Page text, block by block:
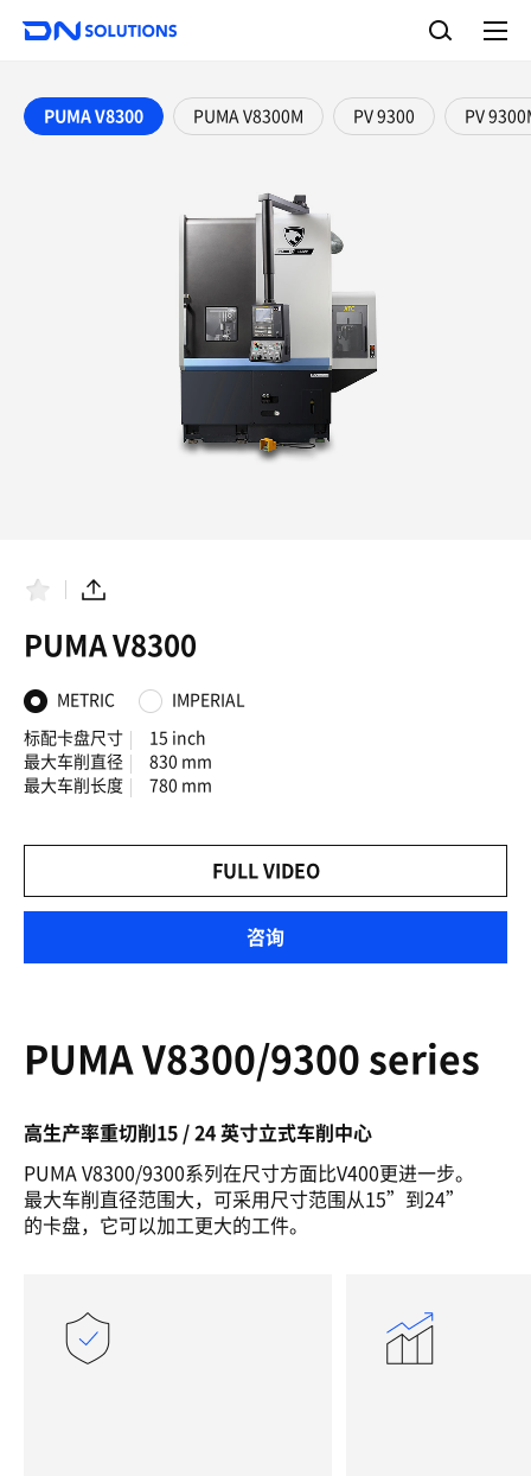
N
l
u
索
完
单
PUMA V8300
PUMA V8300M PV 9300 PV
夹
分
PUMA V8300
METRIC IMPERIAL
标配卡盘尺寸
15 inch
最大车削直径
830 mm
最大车削长度
780 mm
FULL VIDEO
咨询
PUMA V8300/9300 series
高生产率重切削15 / 24 英寸立式车削中心
PUMA V8300/9300系列在尺寸方面比V400更进一步。
最大车削直径范围大，可采用尺寸范围从15”到24”
的卡盘，它可以加工更大的工件。